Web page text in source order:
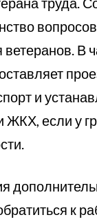
В
и
ЖКХ, если у
к